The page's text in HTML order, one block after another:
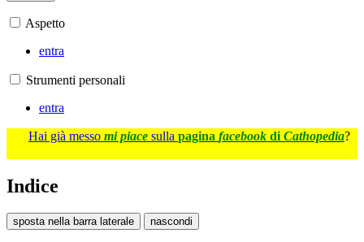
Aspetto
entra
Strumenti personali
entra
Hai già messo mi piace sulla pagina facebook di Cathopedia?
Indice
sposta nella barra laterale nascondi